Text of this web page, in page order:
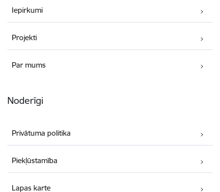
Iepirkumi
Projekti
Par mums
Noderīgi
Privātuma politika
Piekļūstamība
Lapas karte